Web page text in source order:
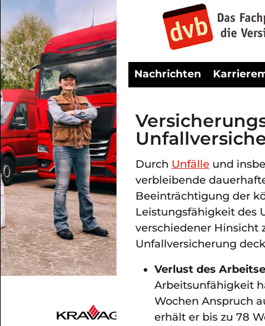
Nachrichten
Durch Unfälleund
verbleibende
Beeinträchtigung der
Leistungsfähigkeit des
verschiedener Hinsicht
Unfallversicherung
Verlust des
Arbeitsunfähigkeit
Wochen Anspruch
erhält er bis zu 78